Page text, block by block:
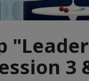
3